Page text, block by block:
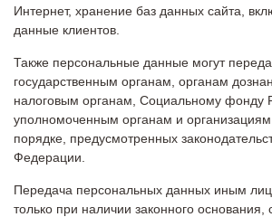
Интернет, хранение баз данных сайта,
данные клиентов.
Также персональные данные могут
государственным органам, органам
налоговым органам, Социальному фонду
уполномоченным органам и организациям
порядке, предусмотренных
Федерации.
Передача персональных данных иным
только при наличии законного основания,